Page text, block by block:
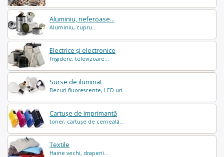
Aluminiu, neferoase...
Aluminiu, cupru...
Electrice și electronice
Frigidere, televizoare...
Surse de iluminat
Becuri fluorescente, LED-uri...
Cartușe de imprimantă
toner, cartușe de cerneală...
Textile
Haine vechi, draperii...